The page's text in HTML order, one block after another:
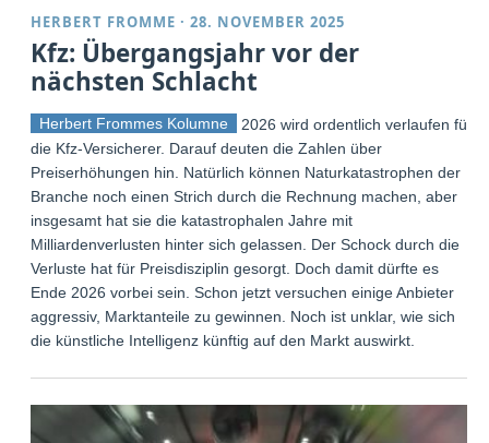
HERBERT FROMME ·28. NOVEMBER 2025
Kfz: Übergangsjahr vor der
nächsten Schlacht
Herbert Frommes Kolumne
2026 wird ordentlich verlaufen für
die Kfz-Versicherer. Darauf deuten die Zahlen über
Preiserhöhungen hin. Natürlich können Naturkatastrophen der
Branche noch einen Strich durch die Rechnung machen, aber
insgesamt hat sie die katastrophalen Jahre mit
Milliardenverlusten hinter sich gelassen. Der Schock durch die
Verluste hat für Preisdisziplin gesorgt. Doch damit dürfte es
Ende 2026 vorbei sein. Schon jetzt versuchen einige Anbieter
aggressiv, Marktanteile zu gewinnen. Noch ist unklar, wie sich
die künstliche Intelligenz künftig auf den Markt auswirkt.